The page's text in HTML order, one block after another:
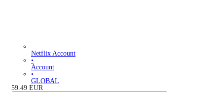
Netflix Account
•
Account
•
GLOBAL
59.49 EUR